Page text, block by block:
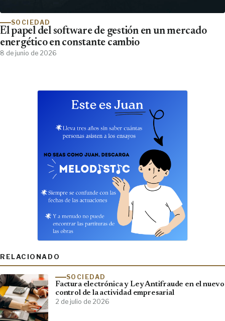
SOCIEDAD
El papel del software de gestión en un mercado
energético en constante cambio
8 de junio de 2026
RELACIONADO
SOCIEDAD
Factura electrónica y Ley Antifraude en el nuevo
control de la actividad empresarial
2 de julio de 2026